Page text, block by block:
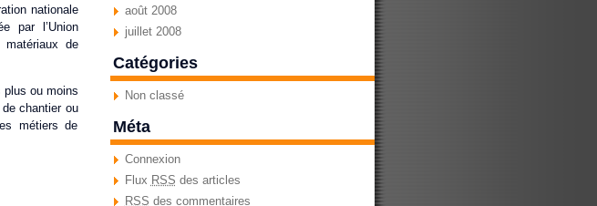
nationale
par l’Union
de
plus ou moins
de chantier ou
métiers de
août 2008
juillet 2008
Catégories
Non classé
Méta
Connexion
Flux RSS des articles
RSS des commentaires